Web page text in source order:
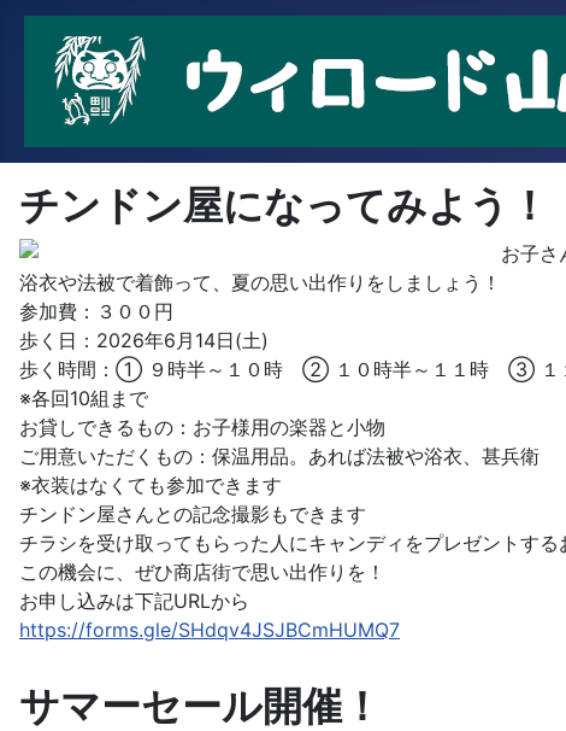
チンドン屋になってみよう！
お子さ
浴衣や法被で着飾って、夏の思い出作りをしましょう！
参加費：３００円
歩く日：2026年6月14日(土)
歩く時間：① ９時半～１０時 ② １０時半～１１時 ③ １
※各回10組まで
お貸しできるもの：お子様用の楽器と小物
ご用意いただくもの：保温用品。あれば法被や浴衣、甚兵衛
※衣装はなくても参加できます
チンドン屋さんとの記念撮影もできます
チラシを受け取ってもらった人にキャンディをプレゼントす
この機会に、ぜひ商店街で思い出作りを！
お申し込みは下記URLから
https://forms.gle/SHdqv4JSJBCmHUMQ7
サマーセール開催！